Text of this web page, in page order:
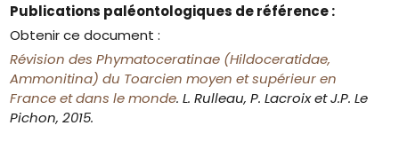
Publications paléontologiques de référence :
Obtenir ce document :
Révision des Phymatoceratinae (Hildoceratidae,
Ammonitina) du Toarcien moyen et supérieur en
France et dans le monde. L. Rulleau, P. Lacroix et J.P. Le
Pichon, 2015.